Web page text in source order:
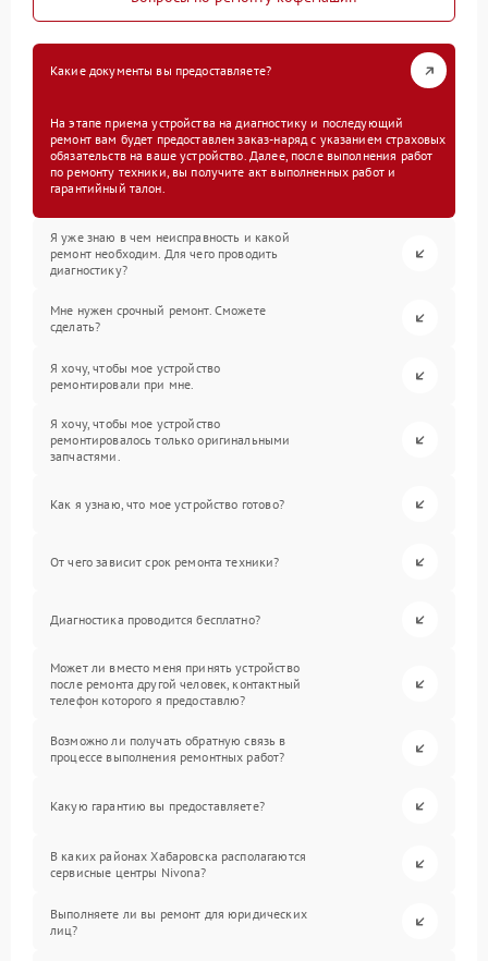
Какие документы вы предоставляете?
На этапе приема устройства на диагностику и последующий
ремонт вам будет предоставлен заказ-наряд с указанием страховых
обязательств на ваше устройство. Далее, после выполнения работ
по ремонту техники, вы получите акт выполненных работ и
гарантийный талон.
Я уже знаю в чем неисправность и какой
ремонт необходим. Для чего проводить
диагностику?
Мне нужен срочный ремонт. Сможете
сделать?
Я хочу, чтобы мое устройство
ремонтировали при мне.
Я хочу, чтобы мое устройство
ремонтировалось только оригинальными
запчастями.
Как я узнаю, что мое устройство готово?
От чего зависит срок ремонта техники?
Диагностика проводится бесплатно?
Может ли вместо меня принять устройство
после ремонта другой человек, контактный
телефон которого я предоставлю?
Возможно ли получать обратную связь в
процессе выполнения ремонтных работ?
Какую гарантию вы предоставляете?
В каких районах Хабаровска располагаются
сервисные центры Nivona?
Выполняете ли вы ремонт для юридических
лиц?